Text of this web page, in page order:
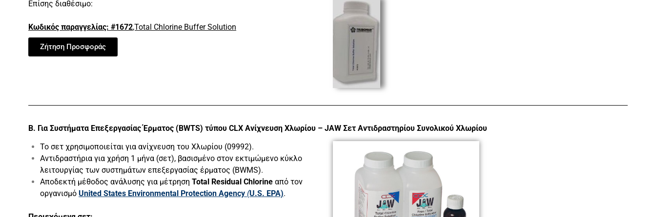
Επίσης διαθέσιμο:
Κωδικός παραγγελίας: #1672,Total Chlorine Buffer Solution
Ζήτηση Προσφοράς
B. Για Συστήματα ΕπεξεργασίαςΈρματος (BWTS) τύπου CLX Ανίχνευση Χλωρίου – JAW Σετ Αντιδραστηρίου Συνολικού Χλωρίου
Το σετ χρησιμοποιείται για ανίχνευση του Χλωρίου (09992).
Αντιδραστήρια για χρήση 1 μήνα (σετ), βασισμένο στον εκτιμώμενο κύκλο
λειτουργίας των συστημάτων επεξεργασίας έρματος (BWMS).
Αποδεκτή μέθοδος ανάλυσης για μέτρηση Total Residual Chlorine από τον
οργανισμό United States Environmental Protection Agency (U.S. EPA).